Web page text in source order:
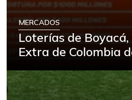
MERCADOS
Loterías de
Extra de Colombia